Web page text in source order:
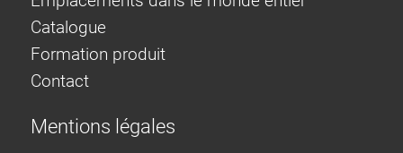
Catalogue
Formation produit
Contact
Mentions légales